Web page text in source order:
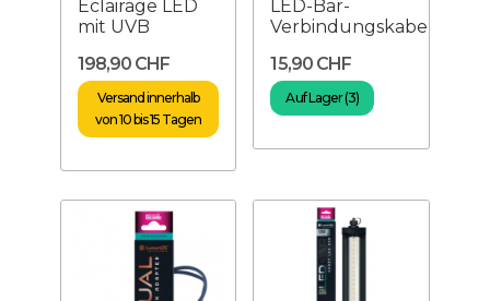
Eclairage LED
mit UVB
198,90 CHF
Versand innerhalb
von 10 bis 15 Tagen
LED-Bar-
Verbindungskabel
15,90 CHF
Auf Lager (3)